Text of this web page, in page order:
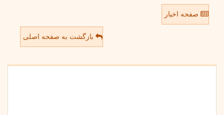
صفحه اخبار
بازگشت به صفحه اصلی